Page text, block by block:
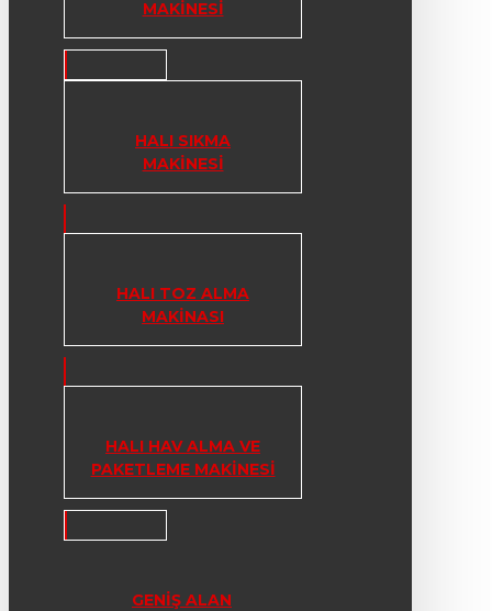
MAKINESI
HALI SIKMA
MAKINESI
HALI TOZ ALMA
MAKINASI
HALI HAV ALMA VE
PAKETLEME MAKINESI
GENIŞ ALAN